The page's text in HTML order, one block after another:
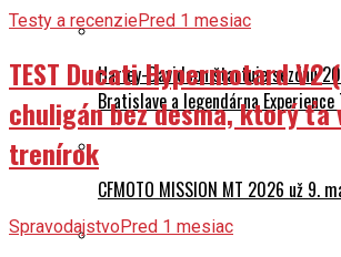
Harley-Davidson štartuje sezónu
Bratislave a legendárna Experience
CFMOTO MISSION MT 2026 už 9.
Testy a recenziePred 1 mesiac
TEST Ducati Hypermotard
chuligán bez desma, ktorý ťa
trenírok
SpravodajstvoPred 1 mesiac